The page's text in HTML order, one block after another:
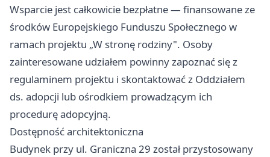
Wsparcie jest całkowicie bezpłatne — finansowane ze
środków Europejskiego Funduszu Społecznego w
ramach projektu „W stronę rodziny". Osoby
zainteresowane udziałem powinny zapoznać się z
regulaminem projektu i skontaktować z Oddziałem
ds. adopcji lub ośrodkiem prowadzącym ich
procedurę adopcyjną.
Dostępność architektoniczna
Budynek przy ul. Graniczna 29 został przystosowany